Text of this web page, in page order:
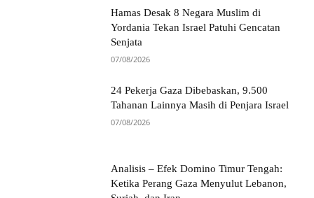
Hamas Desak 8 Negara Muslim di
Yordania Tekan Israel Patuhi Gencatan
Senjata
07/08/2026
24 Pekerja Gaza Dibebaskan, 9.500
Tahanan Lainnya Masih di Penjara Israel
07/08/2026
Analisis – Efek Domino Timur Tengah:
Ketika Perang Gaza Menyulut Lebanon,